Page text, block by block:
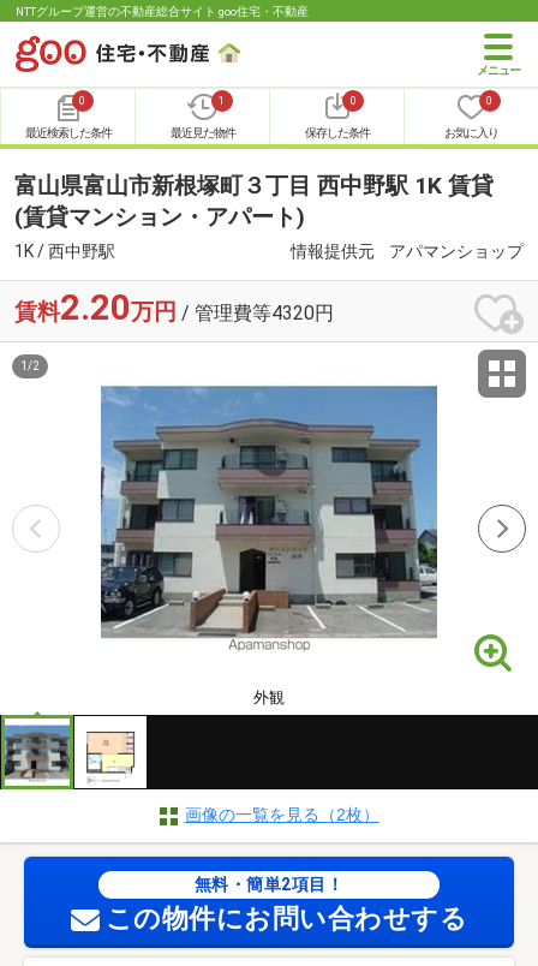
NTTグループ運営の不動産総合サイト goo住宅・不動産
0
最近検索した条件
1
最近見た物件
0
保存した条件
0
お気に入り
富山県富山市新根塚町３丁目 西中野駅 1K 賃貸
(賃貸マンション・アパート)
1K / 西中野駅 情報提供元 アパマンショップ
賃料2.20万円 / 管理費等4320円
外観
1 /2
画像の一覧を見る（2枚）
無料・簡単2項目！
この物件にお問い合わせする